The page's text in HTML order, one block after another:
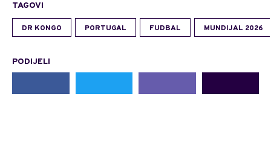
TAGOVI
DR KONGO PORTUGAL FUDBAL MUNDIJAL 2026
PODIJELI